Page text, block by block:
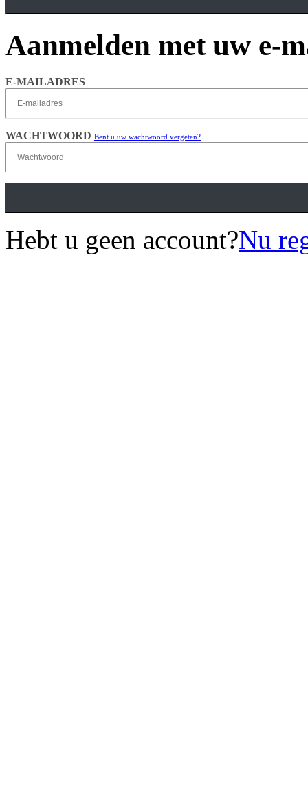
Aanmelden met uw e-
E-MAILADRES
WACHTWOORD Bent u uw wachtwoord vergeten?
Hebt u geen account?Nu